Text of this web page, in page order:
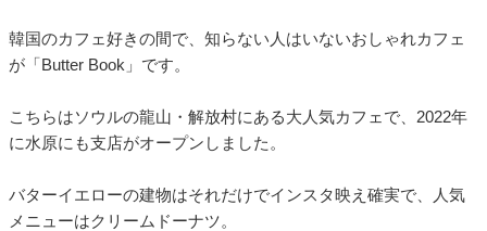
韓国のカフェ好きの間で、知らない人はいないおしゃれカフェ
が「Butter Book」です。
こちらはソウルの龍山・解放村にある大人気カフェで、2022年
に水原にも支店がオープンしました。
バターイエローの建物はそれだけでインスタ映え確実で、人気
メニューはクリームドーナツ。